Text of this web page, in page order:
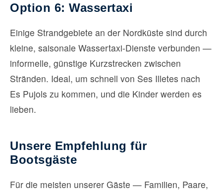
Option 6: Wassertaxi
Einige Strandgebiete an der Nordküste sind durch
kleine, saisonale Wassertaxi-Dienste verbunden —
informelle, günstige Kurzstrecken zwischen
Stränden. Ideal, um schnell von Ses Illetes nach
Es Pujols zu kommen, und die Kinder werden es
lieben.
Unsere Empfehlung für
Bootsgäste
Für die meisten unserer Gäste — Familien, Paare,